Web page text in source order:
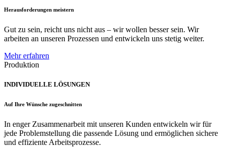
Herausforderungen meistern
Gut zu sein, reicht uns nicht aus – wir wollen besser sein. Wir
arbeiten an unseren Prozessen und entwickeln uns stetig weiter.
Mehr erfahren
Produktion
INDIVIDUELLE LÖSUNGEN
Auf Ihre Wünsche zugeschnitten
In enger Zusammenarbeit mit unseren Kunden entwickeln wir für
jede Problemstellung die passende Lösung und ermöglichen sichere
und effiziente Arbeitsprozesse.